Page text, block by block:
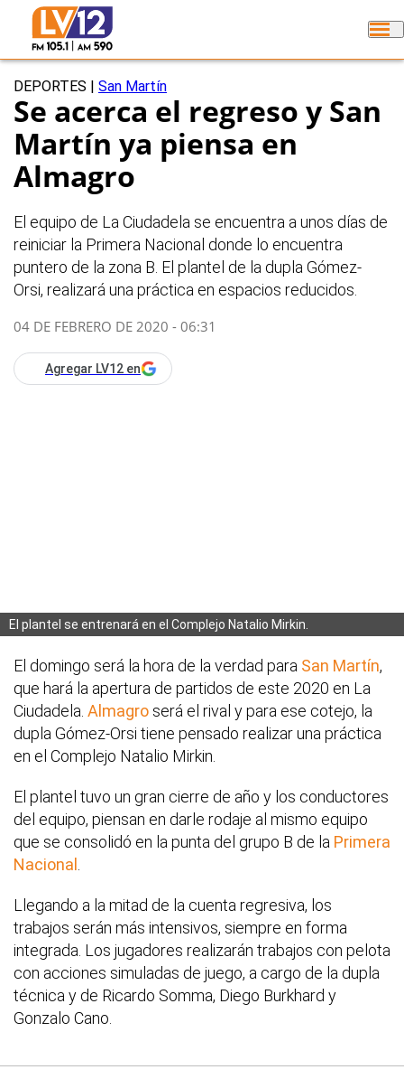
DEPORTES San Martín
Se acerca el regreso y San
Martín ya piensa en
Almagro
El equipo de La Ciudadela se encuentra a unos días de
reiniciar la Primera Nacional donde lo encuentra
puntero de la zona B. El plantel de la dupla Gómez-
Orsi, realizará una práctica en espacios reducidos.
04 DE FEBRERO DE 2020 - 06:31
Agregar LV12 en
El plantel se entrenará en el Complejo Natalio Mirkin.
El domingo será la hora de la verdad para San Martín,
que hará la apertura de partidos de este 2020 en La
Ciudadela. Almagro será el rival y para ese cotejo, la
dupla Gómez-Orsi tiene pensado realizar una práctica
en el Complejo Natalio Mirkin.
El plantel tuvo un gran cierre de año y los conductores
del equipo, piensan en darle rodaje al mismo equipo
que se consolidó en la punta del grupo B de la Primera
Nacional .
Llegando a la mitad de la cuenta regresiva, los
trabajos serán más intensivos, siempre en forma
integrada. Los jugadores realizarán trabajos con pelota
con acciones simuladas de juego, a cargo de la dupla
técnica y de Ricardo Somma, Diego Burkhard y
Gonzalo Cano.